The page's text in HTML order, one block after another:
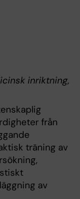
inriktning,
från
träning av
av